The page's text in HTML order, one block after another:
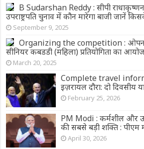
B Sudarshan Reddy : सीपी राधाकृष्णन
उपराष्ट्रपति चुनाव में कौन मारेगा बाजी जानें
September 9, 2025
Organizing the competition : ओपन
सीनियर कबडडी (महिला) प्रतियोगिता का
March 20, 2025
Complete travel
इज़रायल दौरा: दो दिवसीय
February 25, 2026
PM Modi : कर्मशील और
की सबसे बड़ी शक्ति : पीएम
April 30, 2026